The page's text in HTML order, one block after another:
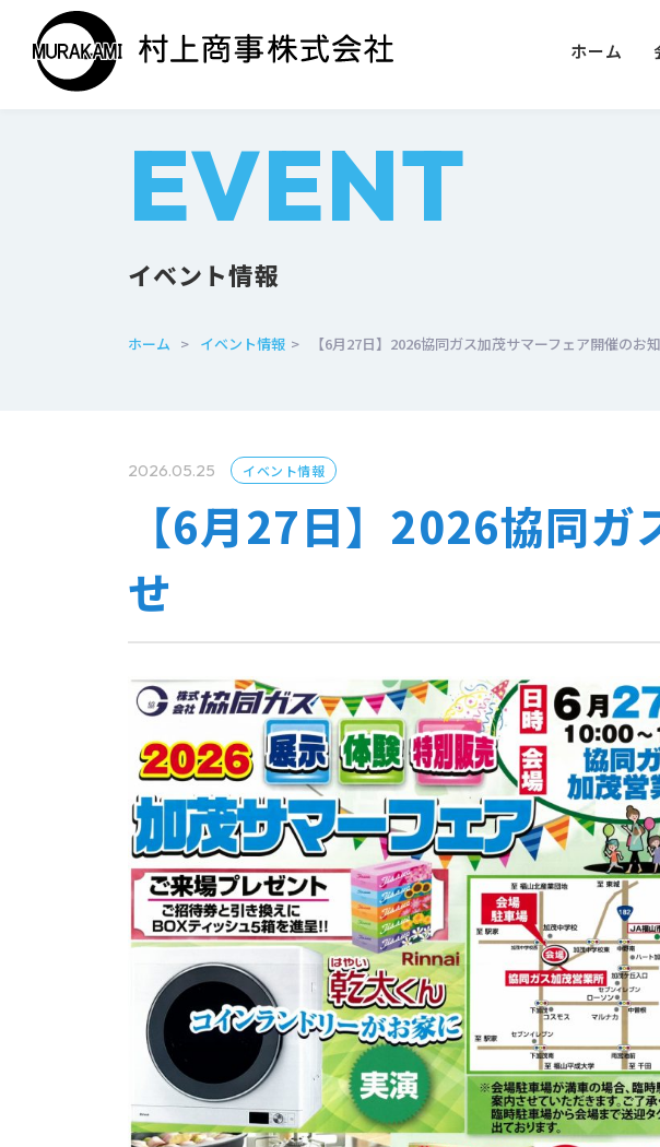
ホーム
EVENT
イベント情報
ホーム > イベント情報 > 【6月27日】2026協同ガス加茂サマーフェア開催のお
2026.05.25 イベント情報
【6月27日】2026協同
せ